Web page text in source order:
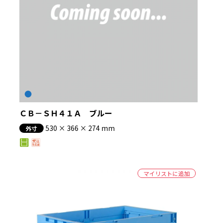
ＣＢ－ＳＨ４１Ａ ブルー
外寸 530 × 366 × 274 mm
マイリストに追加